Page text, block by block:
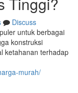
Discuss
untuk berbagai
konstruksi
ketahanan terhadap
murah/